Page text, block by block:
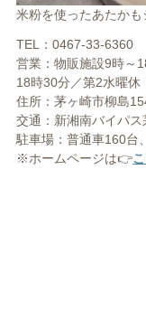
米粉を使ったあたか
TEL：0467-33-6360
営業：物販施設9時～
18時30分／第2水曜
住所：茅ヶ崎市柳島
交通：新湘南バイパ
駐車場：普通車160台
※ホームページは👉